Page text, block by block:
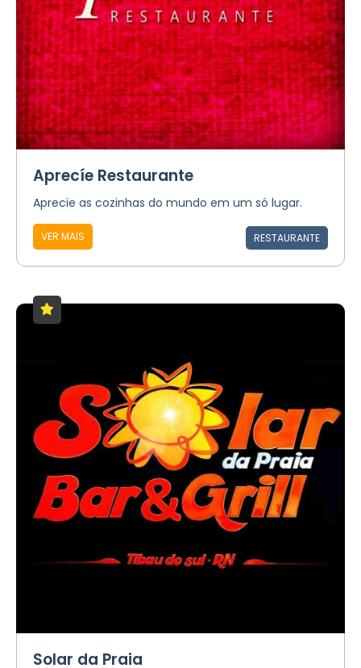
Aprecíe Restaurante
Aprecie as cozinhas do mundo em um só lugar.
VER MAIS RESTAURANTE
Solar da Praia